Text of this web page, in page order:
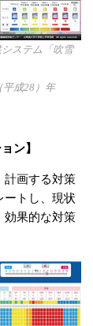
ステム「吹雪
平成28）年
ン】
計画する対策
ートし、現状
効果的な対策